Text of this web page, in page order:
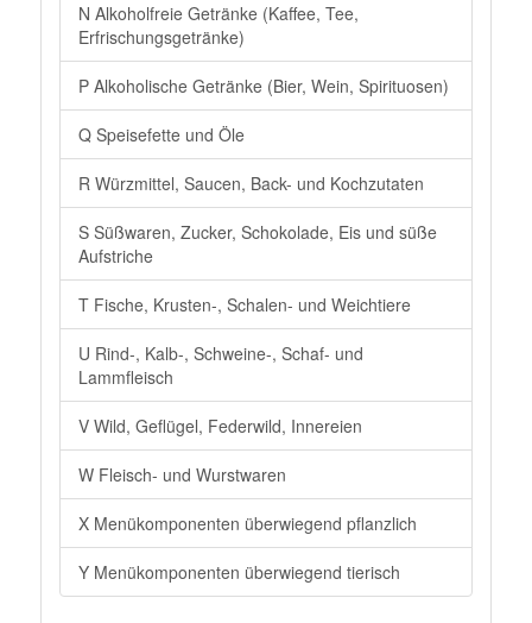
N Alkoholfreie Getränke (Kaffee, Tee,
Erfrischungsgetränke)
P Alkoholische Getränke (Bier, Wein, Spirituosen)
Q Speisefette und Öle
R Würzmittel, Saucen, Back- und Kochzutaten
S Süßwaren, Zucker, Schokolade, Eis und süße
Aufstriche
T Fische, Krusten-, Schalen- und Weichtiere
U Rind-, Kalb-, Schweine-, Schaf- und
Lammfleisch
V Wild, Geflügel, Federwild, Innereien
W Fleisch- und Wurstwaren
X Menükomponenten überwiegend pflanzlich
Y Menükomponenten überwiegend tierisch